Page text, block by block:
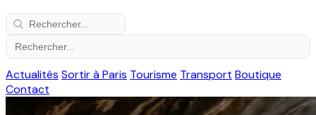
Actualités Sortir à Paris Tourisme Transport Boutique
Contact